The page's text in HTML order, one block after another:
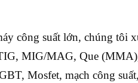
công suất lớn, chúng tôi
MIG/MAG, Que
Mosfet, mạch công